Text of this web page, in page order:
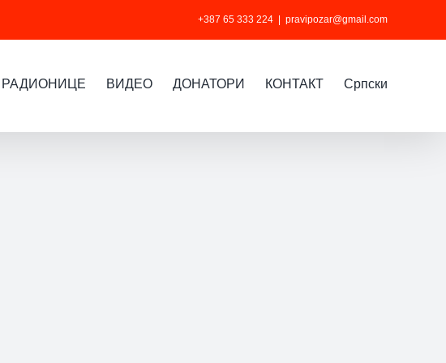
+387 65 333 224 pravipozar@gmail.com
РАДИОНИЦЕ ВИДЕО ДОНАТОРИ КОНТАКТ Cрпски